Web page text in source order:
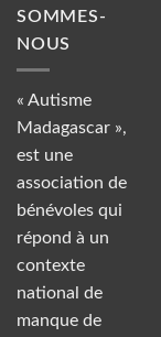
SOMMES-
NOUS
« Autisme
Madagascar »,
est une
association de
bénévoles qui
répond à un
contexte
national de
manque de